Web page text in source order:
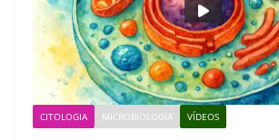
CITOLOGIA MICROBIOLOGIA VÍDEOS